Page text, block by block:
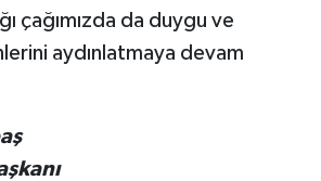
çağımızda da duygu ve
aydınlatmaya devam